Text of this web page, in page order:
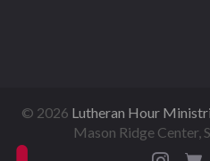
© 2026 Lutheran Hour
Mason Ridge Center,